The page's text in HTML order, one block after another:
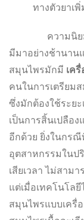
ทางตัวยาเ
ความนิยมใน
มีมาอย่างช้านาน
สมุนไพรมักมี เค
คนในการเตรียม
ซึ่งมักต้องใช้ระย
เป็นการสิ้นเปลือ
อีกด้วย ยิ่งในกรณี
อุตสาหกรรมในป
เสียเวลา ไม่สาม
แต่เมื่อเทคโนโล
สมุนไพรแบบเครื่